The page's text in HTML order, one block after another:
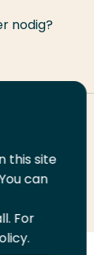
nodig?
this site
can
For